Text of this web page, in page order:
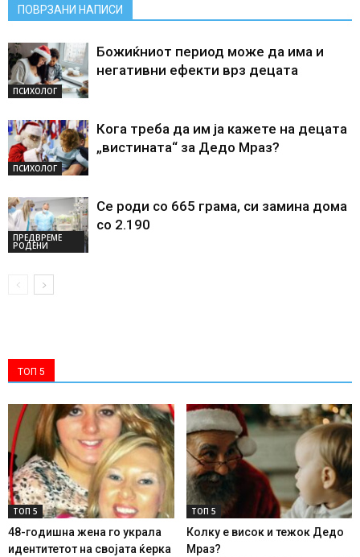
ПОВРЗАНИ НАПИСИ
ПСИХОЛОГ
Божиќниот период може да има и
негативни ефекти врз децата
ПСИХОЛОГ
Кога треба да им ја кажете на децата
„вистината“ за Дедо Мраз?
ПРЕДВРЕМЕ
РОДЕНИ
Се роди со 665 грама, си замина дома
со 2.190
ТОП 5
ТОП 5
48-годишна жена го украла
идентитетот на својата ќерка
ТОП 5
Колку е висок и тежок Дедо
Мраз?